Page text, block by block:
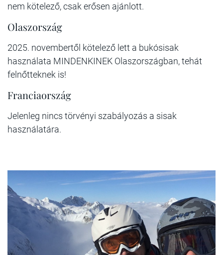
nem kötelező, csak erősen ajánlott.
Olaszország
2025. novembertől kötelező lett a bukósisak
használata MINDENKINEK Olaszországban, tehát
felnőtteknek is!
Franciaország
Jelenleg nincs törvényi szabályozás a sisak
használatára.